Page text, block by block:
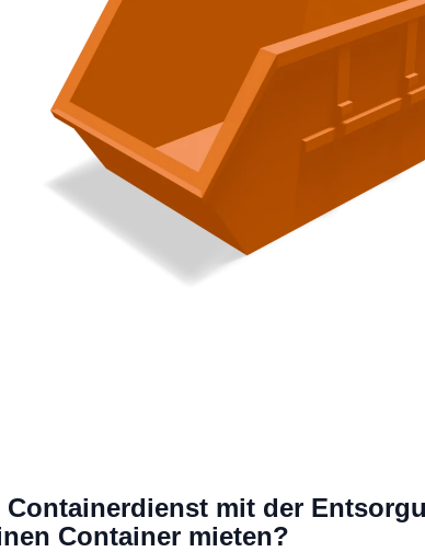
mit der
Container mieten?